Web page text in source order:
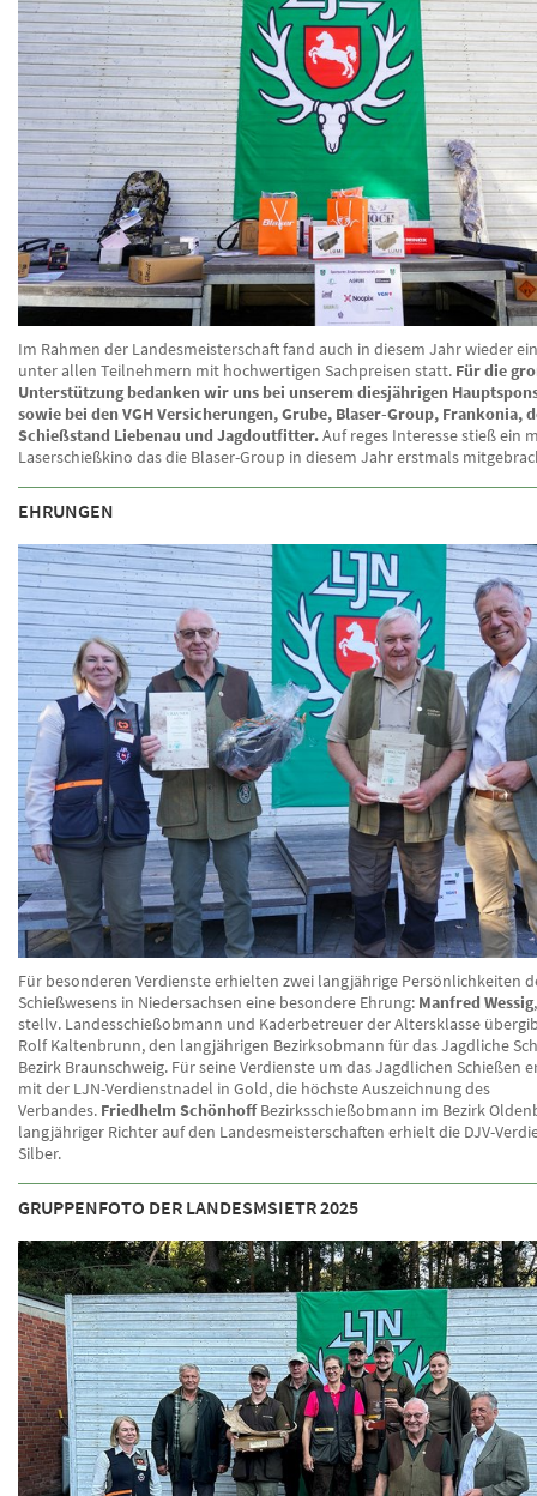
Im Rahmen der Landesmeisterschaft fand auch in diesem Jahr wieder
unter allen Teilnehmern mit hochwertigen Sachpreisen statt. Für die
Unterstützung bedanken wir uns bei unserem diesjährigen
sowie bei den VGH Versicherungen, Grube, Blaser-Group, Frankonia,
Schießstand Liebenau und Jagdoutfitter.Auf reges Interesse stieß ein
Laserschießkino das die Blaser-Group in diesem Jahr erstmals
EHRUNGEN
Für besonderen Verdienste erhielten zwei langjährige Persönlichkeiten
Schießwesens in Niedersachsen eine besondere Ehrung: Manfred Wessig
stellv. Landesschießobmann und Kaderbetreuer der Altersklasse
Rolf Kaltenbrunn, den langjährigen Bezirksobmann für das Jagdliche
Bezirk Braunschweig. Für seine Verdienste um das Jagdlichen Schießen
mit der LJN-Verdienstnadel in Gold, die höchste Auszeichnung des
Verbandes. Friedhelm SchönhoffBezirksschießobmann im Bezirk
langjähriger Richter auf den Landesmeisterschaften erhielt die DJV-
Silber.
GRUPPENFOTO DER LANDESMSIETR 2025